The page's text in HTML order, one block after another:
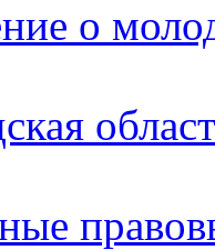
о